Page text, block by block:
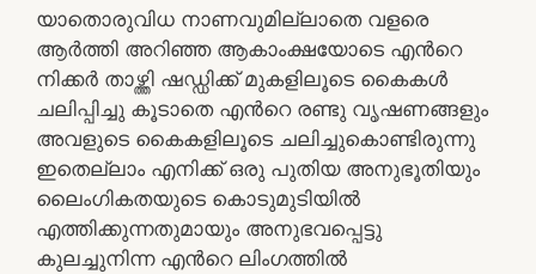
യാതൊരുവിധ നാണവുമില്ലാതെ വളരെ
ആർത്തി അറിഞ്ഞ ആകാംക്ഷയോടെ എൻറെ
നിക്കർ താഴ്ത്തി ഷഡ്ഡിക്ക് മുകളിലൂടെ കൈകൾ
ചലിപ്പിച്ചു കൂടാതെ എൻറെ രണ്ടു വൃഷണങ്ങളും
അവളുടെ കൈകളിലൂടെ ചലിച്ചുകൊണ്ടിരുന്നു
ഇതെല്ലാം എനിക്ക് ഒരു പുതിയ അനുഭൂതിയും
ലൈംഗികതയുടെ കൊടുമുടിയിൽ
എത്തിക്കുന്നതുമായും അനുഭവപ്പെട്ടു
കുലച്ചുനിന്ന എൻറെ ലിംഗത്തിൽ